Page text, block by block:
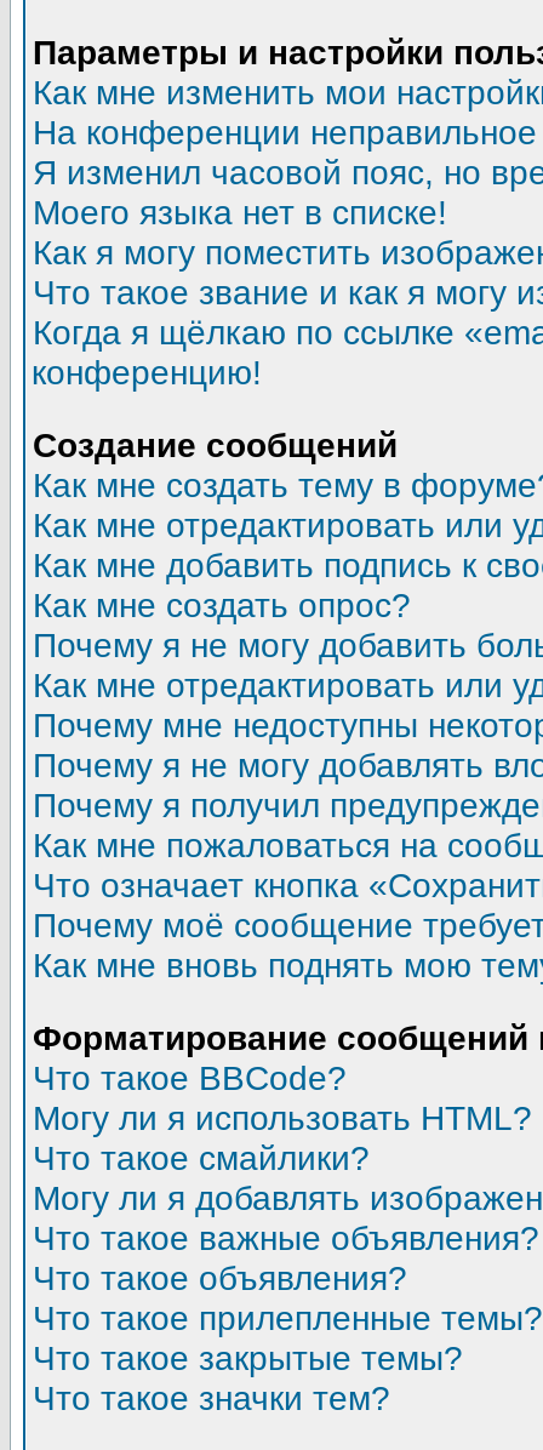
Параметры и настройки
Как мне изменить мои
На конференции
Я изменил часовой пояс, но
Моего языка нет в списке!
Как я могу поместить
Что такое звание и как я могу
Когда я щёлкаю по ссылке
конференцию!
Создание сообщений
Как мне создать тему в
Как мне отредактировать или
Как мне добавить подпись к
Как мне создать опрос?
Почему я не могу добавить
Как мне отредактировать или
Почему мне недоступны
Почему я не могу добавлять
Почему я получил
Как мне пожаловаться на
Что означает кнопка
Почему моё сообщение
Как мне вновь поднять мою
Форматирование
Что такое BBCode?
Могу ли я использовать HTML?
Что такое смайлики?
Могу ли я добавлять
Что такое важные объявления?
Что такое объявления?
Что такое прилепленные темы?
Что такое закрытые темы?
Что такое значки тем?